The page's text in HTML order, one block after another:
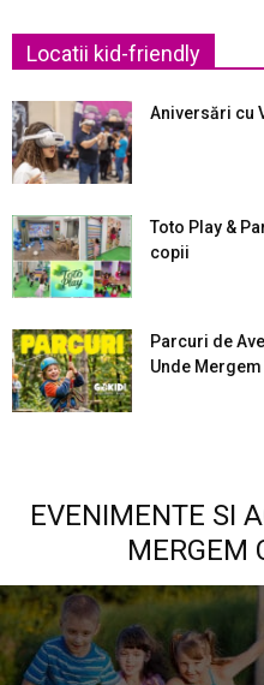
Locatii kid-friendly
Aniversări cu
Toto Play &
copii
Parcuri de
Unde
EVENIMENTE SI
MERGEM